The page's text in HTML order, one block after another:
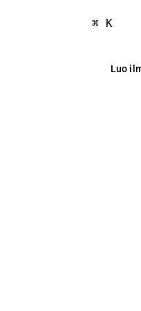
⌘ K
Luo